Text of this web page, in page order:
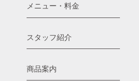
メニュー・料金
スタッフ紹介
商品案内